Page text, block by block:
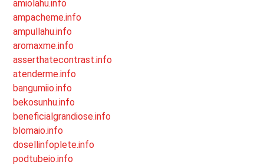
amiolahu.info
ampacheme.info
ampullahu.info
aromaxme.info
asserthatecontrast.info
atenderme.info
bangumiio.info
bekosunhu.info
beneficialgrandiose.info
blomaio.info
dosellinfoplete.info
podtubeio.info